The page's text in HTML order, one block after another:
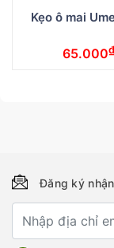
Kẹo ô mai
65.000₫
Đăng ký